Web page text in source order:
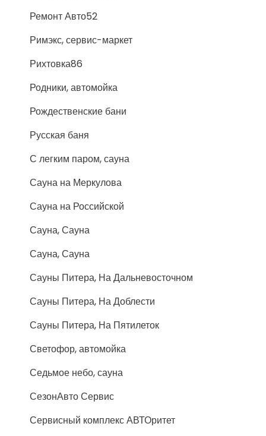
Ремонт Авто52
Римэкс, сервис-маркет
Рихтовка86
Родники, автомойка
Рождественские бани
Русская баня
С легким паром, сауна
Сауна на Меркулова
Сауна на Российской
Сауна, Сауна
Сауна, Сауна
Сауны Питера, На Дальневосточном
Сауны Питера, На Доблести
Сауны Питера, На Пятилеток
Светофор, автомойка
Седьмое небо, сауна
СезонАвто Сервис
Сервисный комплекс АВТОритет